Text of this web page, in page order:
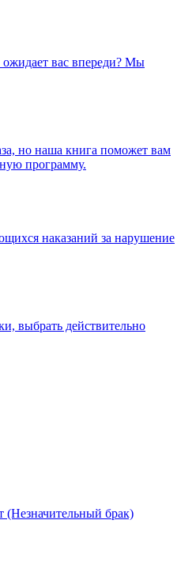
ожидает вас впереди? Мы
но наша книга поможет вам
программу.
наказаний за нарушение
выбрать действительно
(Незначительный брак)